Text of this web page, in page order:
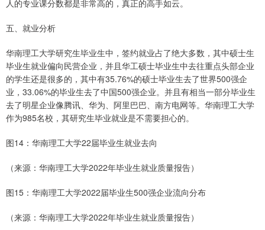
人的专业课分数都是非常高的，真正的高手如云。
五、就业分析
华南理工大学研究生毕业生中，签约就业占了绝大多数，其中硕士生
毕业生就业偏向民营企业，并且华工硕士毕业生中去往重点头部企业
的学生还是很多的，其中有35.76%的硕士毕业生去了世界500强企
业，33.06%的毕业生去了中国500强企业。并且有相当一部分毕业生
去了明星企业像腾讯、华为、阿里巴巴、南方电网等。华南理工大学
作为985名校，其研究生毕业就业是不需要担心的。
图14：华南理工大学22届毕业生就业去向
（来源：华南理工大学2022年毕业生就业质量报告）
图15：华南理工大学2022届毕业生500强企业流向分布
（来源：华南理工大学2022年毕业生就业质量报告）